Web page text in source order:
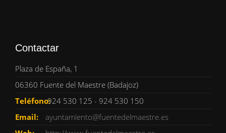
Contactar
Plaza de España, 1
06360 Fuente del Maestre (Badajoz)
Teléfono:924 530 125 - 924 530 150
Email:
ayuntamiento@fuentedelmaestre.es